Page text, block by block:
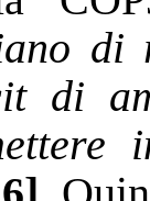
di
di